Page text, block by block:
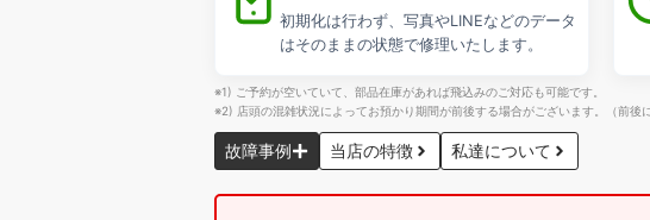
初期化は行わず、写真やLINEなどのデータ
はそのままの状態で修理いたします。
※1) ご予約が空いていて、部品在庫があれば飛込みのご対応も可能です。
※2) 店頭の混雑状況によってお預かり期間が前後する場合がございます。（前後
故障事例 当店の特徴 私達について